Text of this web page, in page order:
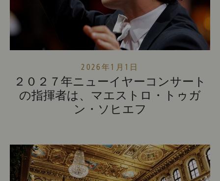
2026年1月1日
２０２７年ニューイヤーコンサート
の指揮者は、マエストロ・トゥガ
ン・ソヒエフ